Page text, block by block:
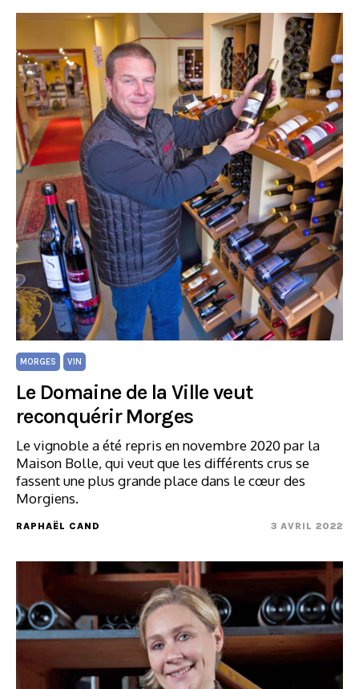
MORGES VIN
Le Domaine de la Ville veut
reconquérir Morges
Le vignoble a été repris en novembre 2020 par la
Maison Bolle, qui veut que les différents crus se
fassent une plus grande place dans le cœur des
Morgiens.
RAPHAËL CAND 3 AVRIL 2022